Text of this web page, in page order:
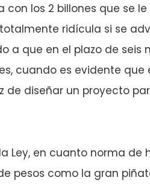
los 2 billones que se le
ridícula si se
a que en el plazo de seis
cuando es evidente que
de diseñar un proyecto
Ley, en cuanto norma de
pesos como la gran